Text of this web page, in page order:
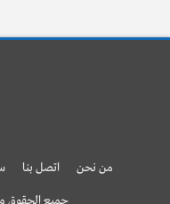
من نحن اتصل بنا
جميع الحقوق